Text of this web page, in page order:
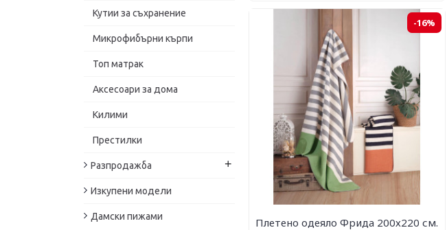
Кутии за съхранение
Микрофибърни кърпи
Топ матрак
Аксесоари за дома
Килими
Престилки
Разпродажба +
Изкупени модели
Дамски пижами
-16%
Плетено одеяло Фрида 200х220 см.